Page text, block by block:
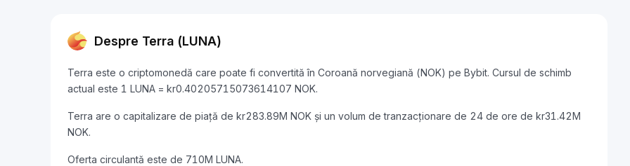
Despre Terra (LUNA)
Terra este o criptomonedă care poate fi convertită în Coroană norvegiană (NOK) pe Bybit. Cursul de schimb
actual este 1 LUNA = kr0.40205715073614107 NOK.
Terra are o capitalizare de piață de kr283.89M NOK și un volum de tranzacționare de 24 de ore de kr31.42M
NOK.
Oferta circulantă este de 710M LUNA.